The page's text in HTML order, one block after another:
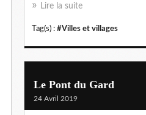
Lire la suite
Tag(s) : #Villes et villages
Le Pont du Gard
24 Avril 2019